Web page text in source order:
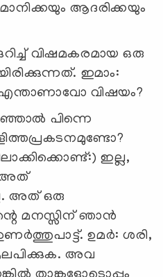
ആദരിക്കയും
വിഷമകരമായ ഒരു
ഇമാം:
വിഷയം?
പിന്നെ
ഇല്ല,
അത്
അത് ഒരു
മനസ്സിന് ഞാന്‍
ഉമര്‍: ശരി,
അവ